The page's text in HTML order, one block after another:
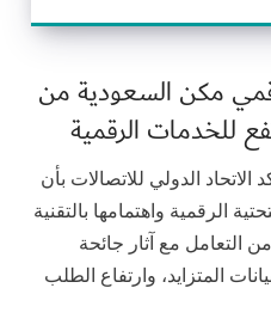
مكن السعودية من
للخدمات الرقمية
تحالف – 26 يوليو 2020 أكد الاتحاد الدولي للاتصالات بأن
الرقمية واهتمامها بالتقنية
التعامل مع آثار جائحة
المتزايد، وارتفاع الطلب